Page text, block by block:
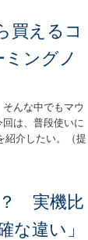
買えるコ
ングノ
んな中でもマウ
は、普段使いに
紹介したい。（提
？ 実機比
な違い」